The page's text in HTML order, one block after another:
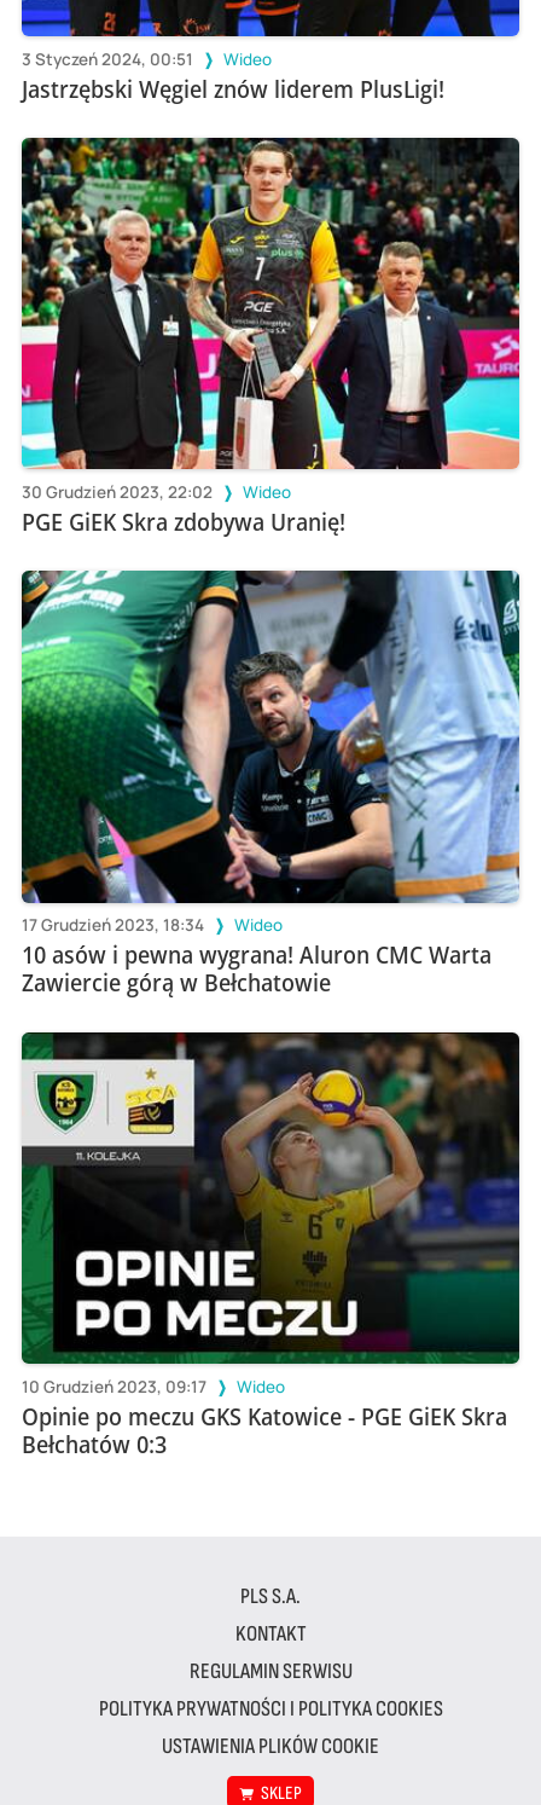
3 Styczeń 2024, 00:51 Wideo
Jastrzębski Węgiel znów liderem PlusLigi!
30 Grudzień 2023, 22:02 Wideo
PGE GiEK Skra zdobywa Uranię!
17 Grudzień 2023, 18:34 Wideo
10 asów i pewna wygrana! Aluron CMC Warta
Zawiercie górą w Bełchatowie
10 Grudzień 2023, 09:17 Wideo
Opinie po meczu GKS Katowice - PGE GiEK Skra
Bełchatów 0:3
PLS S.A.
KONTAKT
REGULAMIN SERWISU
POLITYKA PRYWATNOŚCI I POLITYKA COOKIES
USTAWIENIA PLIKÓW COOKIE
SKLEP